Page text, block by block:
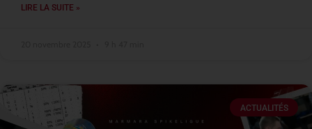
LIRE LA SUITE »
ACTUALITÉS